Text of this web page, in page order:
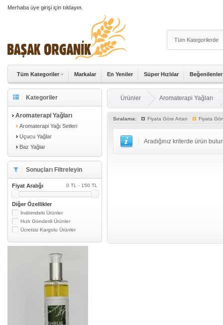
Merhaba üye girişi için tıklayın
Tüm Kategoriler Markalar En Yeniler Süper Hızlılar Beğenilenler
Kategoriler
Aromaterapi Yağları
Aromaterapi Yağı Setleri
Uçucu Yağlar
Baz Yağlar
Sonuçları Filtreleyin
Fiyat Aralığı 0 TL - 150 TL
Diğer Özellikler
İndirimdeki Ürünler
Hızlı Gönderili Ürünler
Ücretsiz Kargolu Ürünler
Ürünler Aromaterapi Yağları
Sıralama: Fiyata Göre Artan Fiyata
Aradığınız kriterde ürün